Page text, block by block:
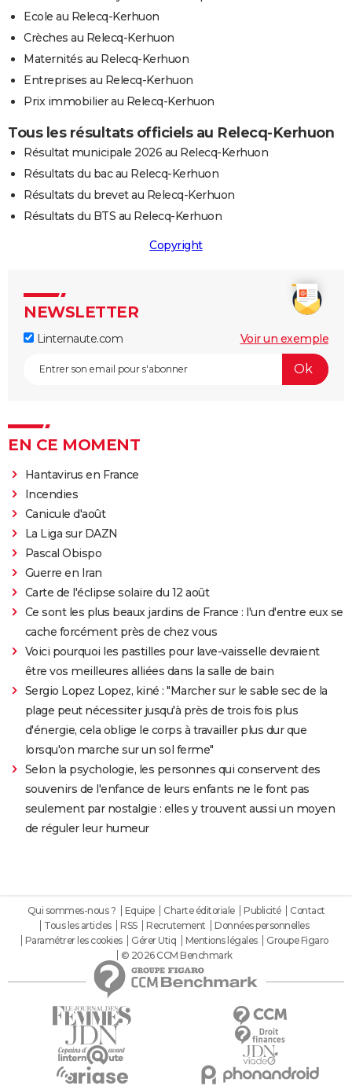
Ecole au Relecq-Kerhuon
Crèches au Relecq-Kerhuon
Maternités au Relecq-Kerhuon
Entreprises au Relecq-Kerhuon
Prix immobilier au Relecq-Kerhuon
Tous les résultats officiels au Relecq-Kerhuon
Résultat municipale 2026 au Relecq-Kerhuon
Résultats du bac au Relecq-Kerhuon
Résultats du brevet au Relecq-Kerhuon
Résultats du BTS au Relecq-Kerhuon
Copyright
NEWSLETTER
Linternaute.com Voir un exemple
EN CE MOMENT
Hantavirus en France
Incendies
Canicule d'août
La Liga sur DAZN
Pascal Obispo
Guerre en Iran
Carte de l'éclipse solaire du 12 août
Ce sont les plus beaux jardins de France : l'un d'entre eux se
cache forcément près de chez vous
Voici pourquoi les pastilles pour lave-vaisselle devraient
être vos meilleures alliées dans la salle de bain
Sergio Lopez Lopez, kiné : "Marcher sur le sable sec de la
plage peut nécessiter jusqu'à près de trois fois plus
d'énergie, cela oblige le corps à travailler plus dur que
lorsqu'on marche sur un sol ferme"
Selon la psychologie, les personnes qui conservent des
souvenirs de l'enfance de leurs enfants ne le font pas
seulement par nostalgie : elles y trouvent aussi un moyen
de réguler leur humeur
Qui sommes-nous ? Equipe Charte éditoriale Publicité
Contact
Tous les articles
RSS Recrutement
Données personnelles
Paramétrer les cookies
Gérer Utiq Mentions légales
Groupe Figaro
© 2026 CCM Benchmark